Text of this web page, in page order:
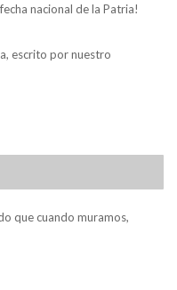
nacional de la Patria!
escrito por nuestro
que cuando muramos,